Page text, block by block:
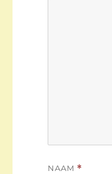
NAAM *